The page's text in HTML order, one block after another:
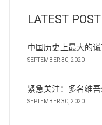
LATEST POST
中国历史上最大的
SEPTEMBER 30, 2020
紧急关注：多名维
SEPTEMBER 30, 2020